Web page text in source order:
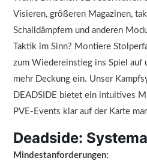
Visieren, größeren Magazinen,
Schalldämpfern und anderen
Taktik im Sinn? Montiere
zum Wiedereinstieg ins Spiel auf
mehr Deckung ein. Unser
DEADSIDE bietet ein intuitives
PVE-Events klar auf der Karte
Deadside:
Mindestanforderungen: